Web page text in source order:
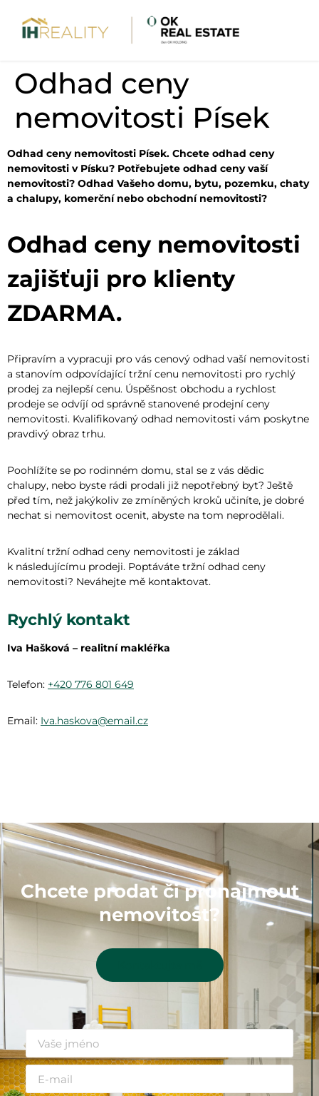
Odhad ceny
nemovitosti Písek
Odhad ceny nemovitosti Písek. Chcete odhad ceny
nemovitosti v Písku? Potřebujete odhad ceny vaší
nemovitosti? Odhad Vašeho domu, bytu, pozemku, chaty
a chalupy, komerční nebo obchodní nemovitosti?
Odhad ceny nemovitosti
zajišťuji pro klienty
ZDARMA.
Připravím a vypracuji pro vás cenový odhad vaší nemovitosti
a stanovím odpovídající tržní cenu nemovitosti pro rychlý
prodej za nejlepší cenu. Úspěšnost obchodu a rychlost
prodeje se odvíjí od správně stanovené prodejní ceny
nemovitosti. Kvalifikovaný odhad nemovitosti vám poskytne
pravdivý obraz trhu.
Poohlížíte se po rodinném domu, stal se z vás dědic
chalupy, nebo byste rádi prodali již nepotřebný byt? Ještě
před tím, než jakýkoliv ze zmíněných kroků učiníte, je dobré
nechat si nemovitost ocenit, abyste na tom neprodělali.
Kvalitní tržní odhad ceny nemovitosti je základ
k následujícímu prodeji. Poptáváte tržní odhad ceny
nemovitosti? Neváhejte mě kontaktovat.
Rychlý kontakt
Iva Hašková – realitní makléřka
Telefon: +420 776 801 649
Email: Iva.haskova@email.cz
Chcete prodat či pronajmout
nemovitost?